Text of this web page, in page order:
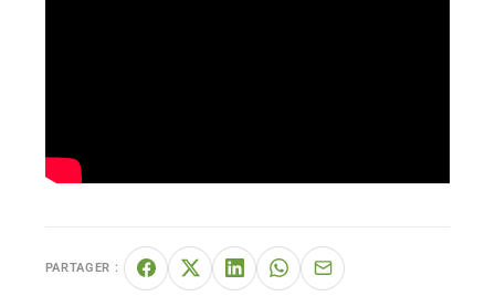
PARTAGER :